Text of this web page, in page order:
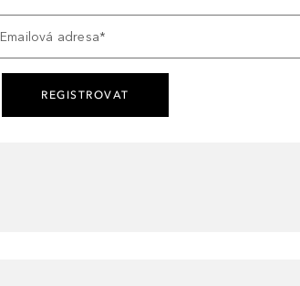
Emailová adresa*
REGISTROVAT